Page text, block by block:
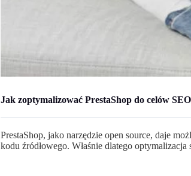
Jak zoptymalizować PrestaShop do celów
PrestaShop, jako narzędzie open source, daje
kodu źródłowego. Właśnie dlatego